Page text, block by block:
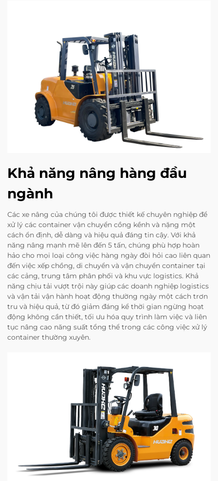
Khả năng nâng hàng đầu
ngành
Các xe nâng của chúng tôi được thiết kế chuyên nghiệp để
xử lý các container vận chuyển cồng kềnh và nặng một
cách ổn định, dễ dàng và hiệu quả đáng tin cậy. Với khả
năng nâng mạnh mẽ lên đến 5 tấn, chúng phù hợp hoàn
hảo cho mọi loại công việc hàng ngày đòi hỏi cao liên quan
đến việc xếp chồng, di chuyển và vận chuyển container tại
các cảng, trung tâm phân phối và khu vực logistics. Khả
năng chịu tải vượt trội này giúp các doanh nghiệp logistics
và vận tải vận hành hoạt động thường ngày một cách trơn
tru và hiệu quả, từ đó giảm đáng kể thời gian ngừng hoạt
động không cần thiết, tối ưu hóa quy trình làm việc và liên
tục nâng cao năng suất tổng thể trong các công việc xử lý
container thường xuyên.